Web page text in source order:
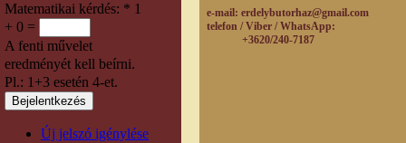
Matematikai kérdés: * 1
+ 0 =
A fenti művelet
eredményét kell beírni.
Pl.: 1+3 esetén 4-et.
Új jelszó igénylése
e-mail: erdelybutorhaz@gmail.com
telefon / Viber / WhatsApp:
+3620/240-7187